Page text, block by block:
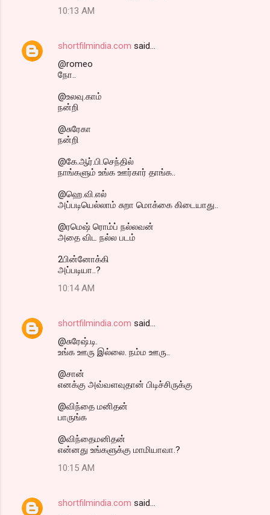
10:13 AM
shortfilmindia.com said…
@romeo
நோ..
@உலவு.காம்
நன்றி
@சுரேகா
நன்றி
@கே.ஆர்.பி.செந்தில்
நாங்களும் உங்க ஊர்கார் தாங்க..
@ஹெ.வி.எல்
அப்படியெல்லாம் சுறா மொக்கை கிடையாது..
@ரமெஷ் ரொம்ப் நல்லவன்
அதை விட நல்ல படம்
2பின்னோக்கி
அப்படியா..?
10:14 AM
shortfilmindia.com said…
@சுரேஷ்.டி.
உங்க ஊரு இல்லை. நம்ம ஊரு..
@சான்
எனக்கு அவ்வளவுதான் பிடிச்சிருக்கு
@விந்தை மனிதன்
பாருங்க
@விந்தைமனிதன்
என்னது உங்களுக்கு மாமியாவா.?
10:15 AM
shortfilmindia.com said…